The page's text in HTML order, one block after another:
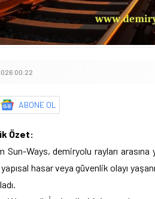
00:22
ABONE OL
Özet:
Ways, demiryolu rayları arasına
hasar veya güvenlik olayı